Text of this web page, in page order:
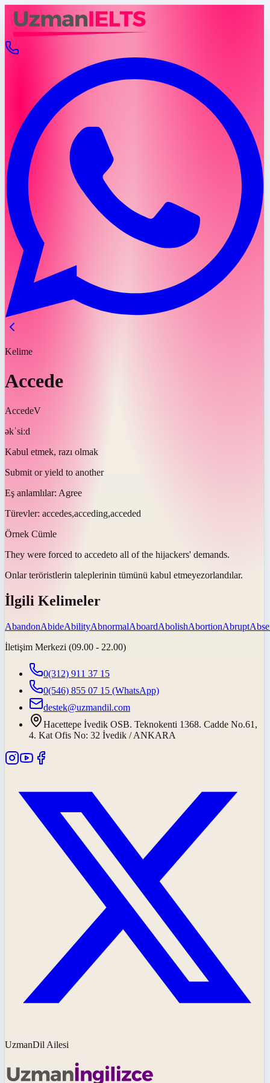
Kelime
Accede
AccedeV
əkˈsiːd
Kabul etmek, razı olmak
Submit or yield to another
Eş anlamlılar: Agree
Türevler: accedes,acceding,acceded
Örnek Cümle
They were forced to accedeto all of the hijackers' demands.
Onlar teröristlerin taleplerinin tümünü kabul etmeyezorlandılar.
İlgili Kelimeler
AbandonAbideAbilityAbnormalAboardAbolishAbortionAbrupt
İletişim Merkezi (09.00 - 22.00)
0(312) 911 37 15
0(546) 855 07 15 (WhatsApp)
destek@uzmandil.com
Hacettepe İvedik OSB. Teknokenti 1368. Cadde No.61,
4. Kat Ofis No: 32 İvedik / ANKARA
UzmanDil Ailesi